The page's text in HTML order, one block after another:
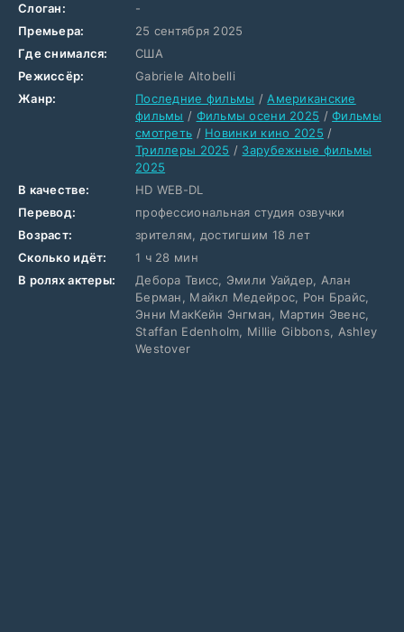
Слоган:
-
Премьера:
25 сентября 2025
Где снимался:
США
Режиссёр:
Gabriele Altobelli
Жанр:
Последние фильмы / Американские
фильмы / Фильмы осени 2025 /Фильмы
смотреть / Новинки кино 2025 /
Триллеры 2025 / Зарубежные фильмы
2025
В качестве:
HD WEB-DL
Перевод:
профессиональная студия озвучки
Возраст:
зрителям, достигшим 18 лет
Сколько идёт:
1 ч 28 мин
В ролях актеры:
Дебора Твисс, Эмили Уайдер, Алан
Берман, Майкл Медейрос, Рон Брайс,
Энни МакКейн Энгман, Мартин Эвенс,
Staffan Edenholm, Millie Gibbons, Ashley
Westover